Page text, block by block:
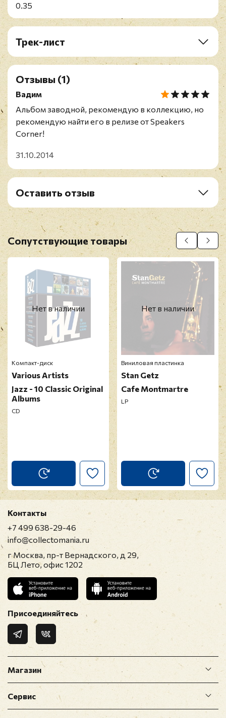
0.35
Трек-лист
A1. Manha De Carnival (Morning Of Carnival)
A2. Balanço No Samba (Street Dance)
A3. Melancolico (Melancholy)
A4. Entre Amigos (Sympathy Between Friends)
B2. Noite Triste (Night Sadness)
B3. Samba De Uma Nota So (One Note Samba)
B4. Bim Bom
Отзывы (1)
Вадим
Альбом заводной, рекомендую в коллекцию, но
рекомендую найти его в релизе от Speakers
Corner!
31.10.2014
Оставить отзыв
Имя*
E-mail
Отзыв *
Оставить отзыв
Перед публикацией отзывы проходят
модерацию
Сопутствующие товары
Нет в наличии
Компакт-диск
Various Artists
Jazz - 10 Classic Original
Albums
CD
Нет в наличии
Виниловая пластинка
Stan Getz
Cafe Montmartre
LP
Магазин
Сервис
Контакты
+7 499 638-29-46
info@collectomania.ru
г Москва, пр-т Вернадского, д 29,
БЦ Лето, офис 1202
Присоединяйтесь